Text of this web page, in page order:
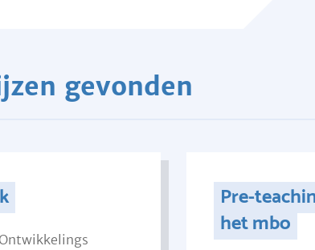
gevonden
Pre-
het mbo